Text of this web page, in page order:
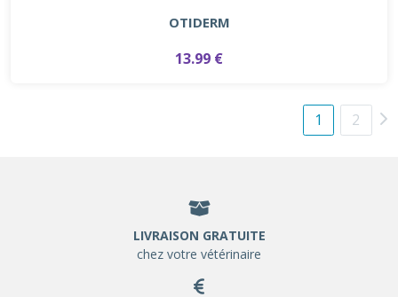
OTIDERM
13.99 €
1 2
LIVRAISON GRATUITE
chez votre vétérinaire